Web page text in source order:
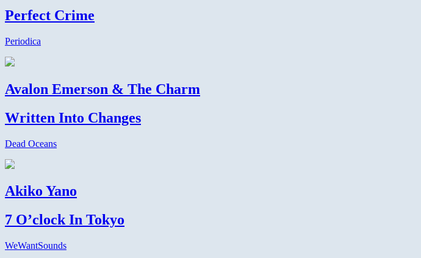
Perfect Crime
Periodica
Avalon Emerson & The Charm
Written Into Changes
Dead Oceans
Akiko Yano
7 O’clock In Tokyo
WeWantSounds